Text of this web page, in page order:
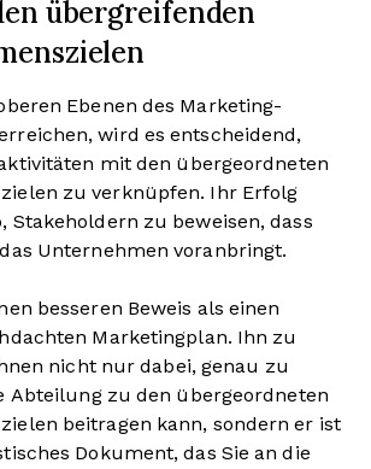
übergreifenden
Ebenen des Marketing-
wird es entscheidend,
mit den übergeordneten
zu verknüpfen. Ihr Erfolg
Stakeholdern zu beweisen, dass
Unternehmen voranbringt.
besseren Beweis als einen
Marketingplan. Ihn zu
nicht nur dabei, genau zu
Abteilung zu den übergeordneten
beitragen kann, sondern er ist
Dokument, das Sie an die